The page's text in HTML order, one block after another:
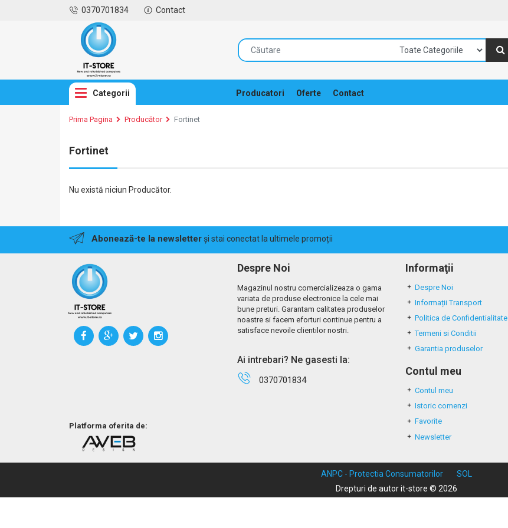
0370701834 Contact
Categorii Producatori Oferte Contact
Prima Pagina Producător Fortinet
Fortinet
Nu există niciun Producător.
Abonează-te la newsletterși stai conectat la ultimele promoții
Platforma oferita de:
Despre Noi
Magazinul nostru comercializeaza o gama
variata de produse electronice la cele mai
bune preturi. Garantam calitatea produselor
noastre si facem eforturi continue pentru a
satisface nevoile clientilor nostri.
Ai intrebari? Ne gasesti la:
0370701834
Informaţii
Despre Noi
Informații Transport
Politica de Confidentialitate
Termeni si Conditii
Garantia produselor
Contul meu
Contul meu
Istoric comenzi
Favorite
Newsletter
ANPC - Protectia Consumatorilor
SOL
Drepturi de autor it-store © 2026